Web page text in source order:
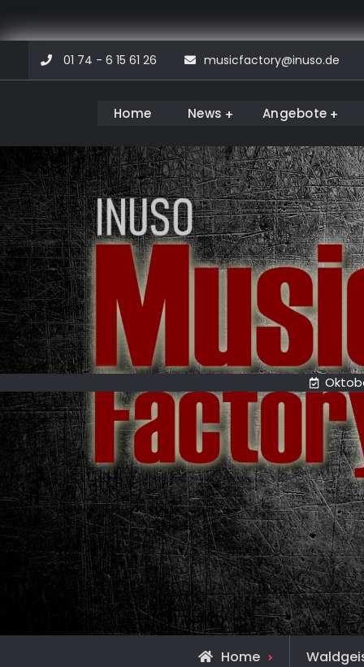
content
01 74 - 6 15 61 26 musicfactory@inuso.de
Musicfactory
Home News Angebote
Home